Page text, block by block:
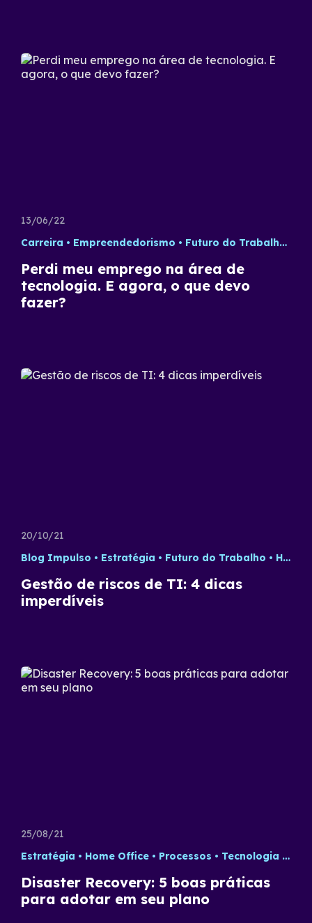
13/06/22
Carreira
Empreendedorismo Futuro do Trabalho
Perdi meu emprego na área de
tecnologia. E agora, o que devo
fazer?
20/10/21
Blog Impulso
Estratégia Futuro do Trabalho Home Office
Gestão de riscos de TI: 4 dicas
imperdíveis
25/08/21
Estratégia
Home Office Processos Tecnologia
Disaster Recovery: 5 boas práticas
para adotar em seu plano